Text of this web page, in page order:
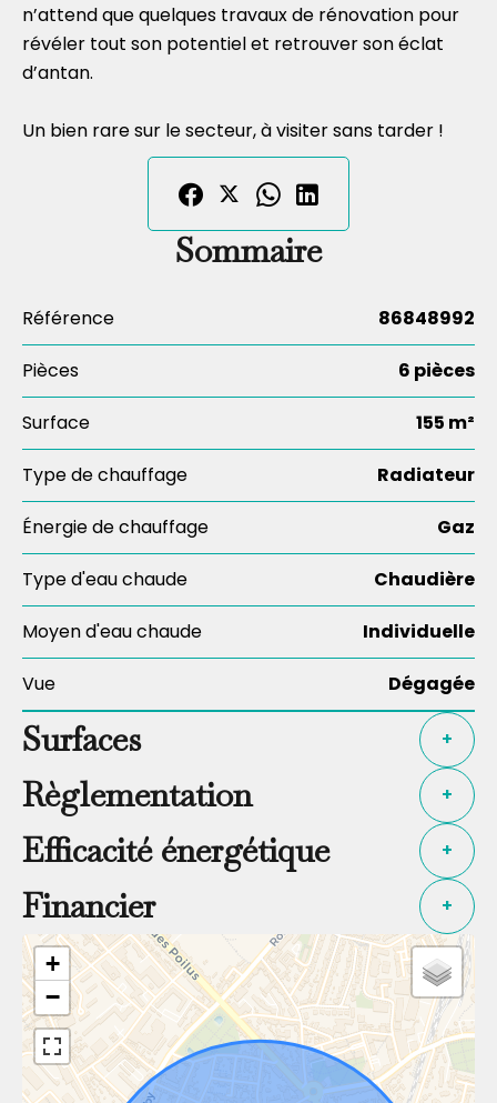
n’attend que quelques travaux de rénovation pour
révéler tout son potentiel et retrouver son éclat
d’antan.
Un bien rare sur le secteur, à visiter sans tarder !
Sommaire
Référence 86848992
Pièces 6 pièces
Surface 155 m²
Type de chauffage Radiateur
Énergie de chauffage Gaz
Type d'eau chaude Chaudière
Moyen d'eau chaude Individuelle
Vue Dégagée
Surfaces +
Règlementation +
Efficacité énergétique +
Financier +
+
−